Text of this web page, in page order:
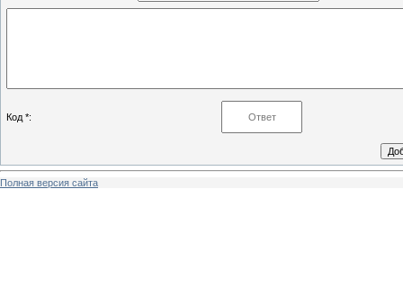
Код *:
Полная версия сайта